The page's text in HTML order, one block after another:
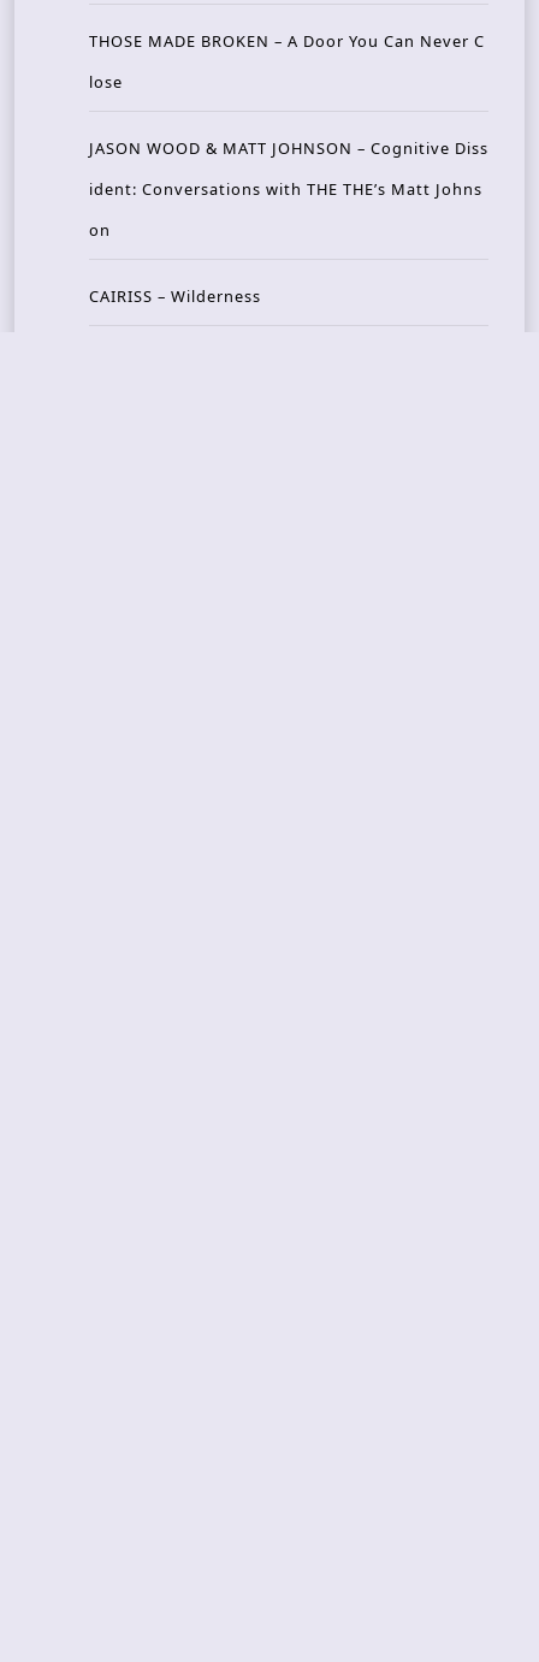
THOSE MADE BROKEN – A Door You Can Never C
lose
JASON WOOD & MATT JOHNSON – Cognitive Diss
ident: Conversations with THE THE’s Matt Johns
on
CAIRISS – Wilderness